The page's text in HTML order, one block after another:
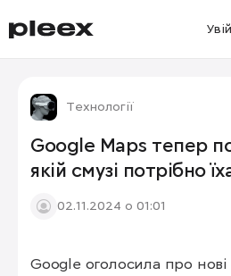
Технології
Google Maps тепер
якій смузі потрібно
02.11.2024 о 01:01
Google оголосила про нові